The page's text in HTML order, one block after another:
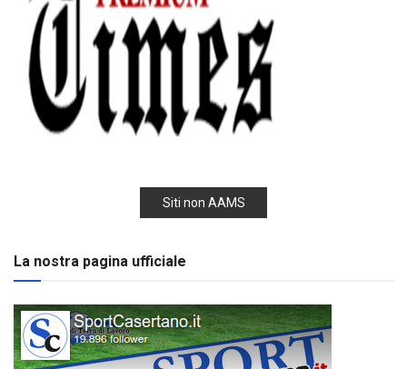
Siti non AAMS
La nostra pagina ufficiale